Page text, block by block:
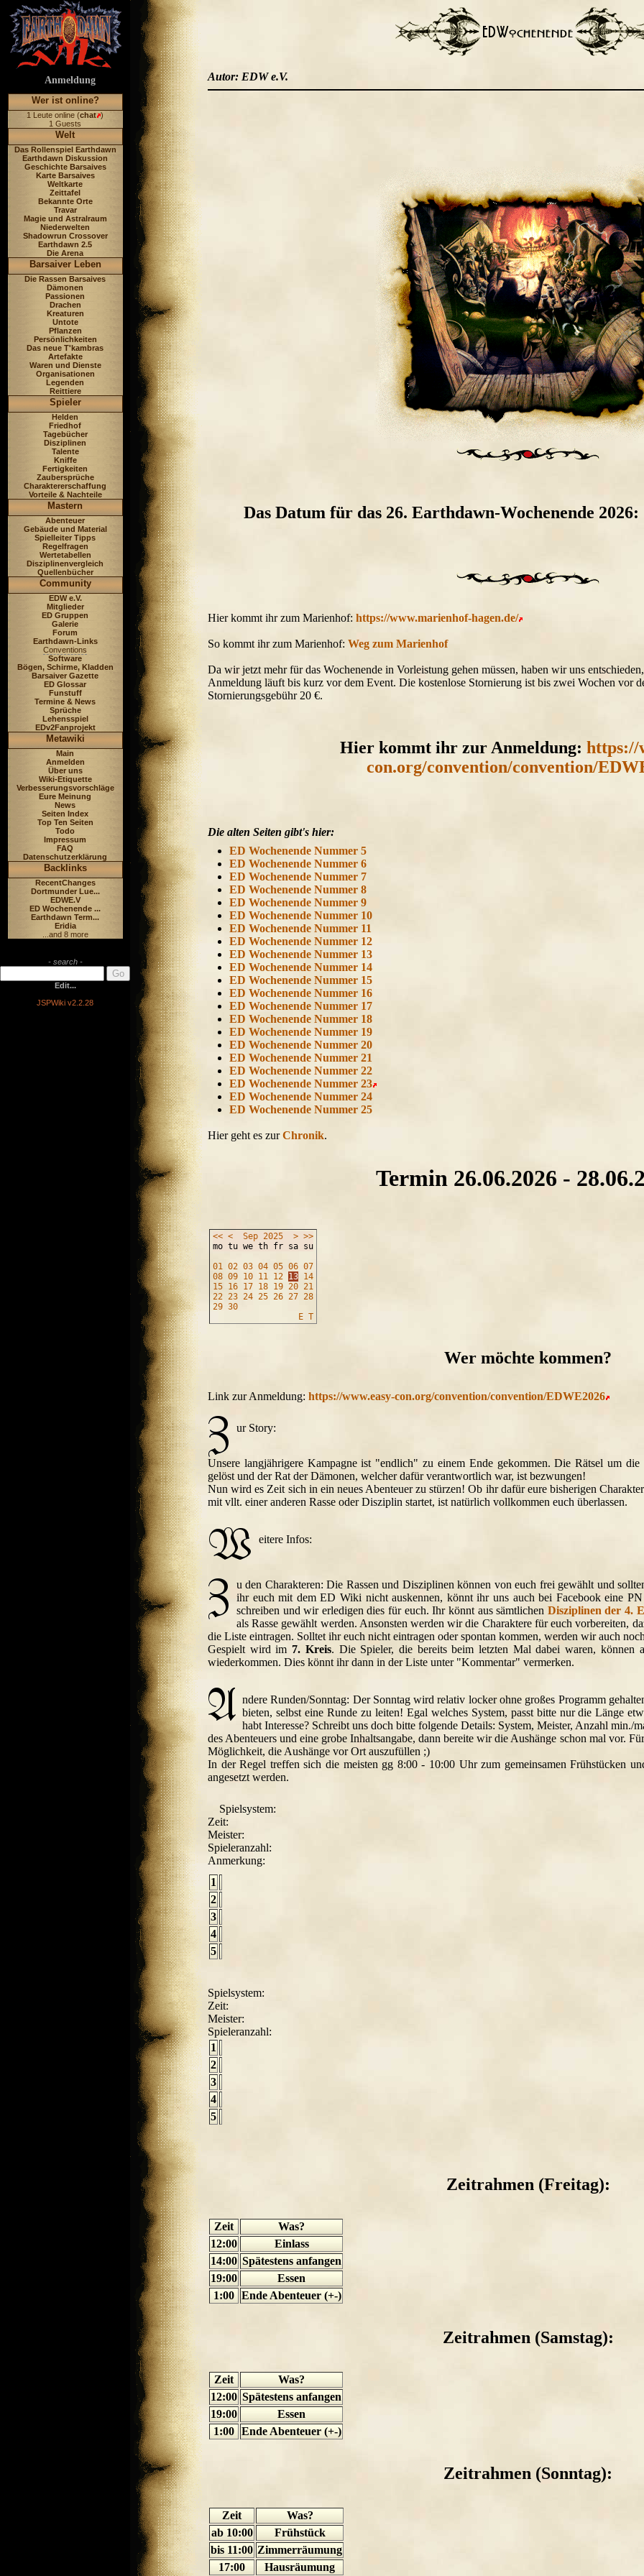
Anmeldung
Wer ist online?
1 Leute online (chat )
1 Guests
Welt
Das Rollenspiel Earthdawn
Earthdawn Diskussion
Geschichte Barsaives
Karte Barsaives
Weltkarte
Zeittafel
Bekannte Orte
Travar
Magie und Astralraum
Niederwelten
Shadowrun Crossover
Earthdawn 2.5
Die Arena
Barsaiver Leben
Die Rassen Barsaives
Dämonen
Passionen
Drachen
Kreaturen
Untote
Pflanzen
Persönlichkeiten
Das neue T'kambras
Artefakte
Waren und Dienste
Organisationen
Legenden
Reittiere
Spieler
Helden
Friedhof
Tagebücher
Disziplinen
Talente
Kniffe
Fertigkeiten
Zaubersprüche
Charaktererschaffung
Vorteile & Nachteile
Mastern
Abenteuer
Gebäude und Material
Spielleiter Tipps
Regelfragen
Wertetabellen
Disziplinenvergleich
Quellenbücher
Community
EDW e.V.
Mitglieder
ED Gruppen
Galerie
Forum
Earthdawn-Links
Conventions
Software
Bögen, Schirme, Kladden
Barsaiver Gazette
ED Glossar
Funstuff
Termine & News
Sprüche
Lehensspiel
EDv2Fanprojekt
Metawiki
Main
Anmelden
Über uns
Wiki-Etiquette
Verbesserungsvorschläge
Eure Meinung
News
Seiten Index
Top Ten Seiten
Todo
Impressum
FAQ
Datenschutzerklärung
Backlinks
RecentChanges
Dortmunder Lue...
EDWE.V
ED Wochenende ...
Earthdawn Term...
Eridia
...and 8 more
- search -
Edit...
JSPWiki v2.2.28
Autor: EDW e.V.
Das Datum für das 26. Earthdawn-Wochenende 2026:
Hier kommt ihr zum Marienhof: https://www.marienhof-hagen.de/
So kommt ihr zum Marienhof: Weg zum Marienhof
Da wir jetzt mehr für das Wochenende in Vorleistung gehen müssen, haben wir uns
Anmeldung läuft bis kurz vor dem Event. Die kostenlose Stornierung ist bis zwei Wochen vor
Stornierungsgebühr 20 €.
Hier kommt ihr zur Anmeldung: https://
con.org/convention/convention/
Die alten Seiten gibt's hier:
ED Wochenende Nummer 5
ED Wochenende Nummer 6
ED Wochenende Nummer 7
ED Wochenende Nummer 8
ED Wochenende Nummer 9
ED Wochenende Nummer 10
ED Wochenende Nummer 11
ED Wochenende Nummer 12
ED Wochenende Nummer 13
ED Wochenende Nummer 14
ED Wochenende Nummer 15
ED Wochenende Nummer 16
ED Wochenende Nummer 17
ED Wochenende Nummer 18
ED Wochenende Nummer 19
ED Wochenende Nummer 20
ED Wochenende Nummer 21
ED Wochenende Nummer 22
ED Wochenende Nummer 23
ED Wochenende Nummer 24
ED Wochenende Nummer 25
Hier geht es zurChronik.
Termin 26.06.2026 -
<< < Sep 2025 > >>
mo tu we th fr sa su
01
02 03 04 05 06 07
08 09 10 11 12 13 14
15 16 17 18 19 20 21
22 23 24 25 26 27 28
29 30
E T
Wer möchte kommen?
Link zur Anmeldung: https://www.easy-con.org/convention/convention/EDWE2026
ur Story:
Unsere langjährigere Kampagne ist "endlich" zu einem Ende gekommen. Die Rätsel um
gelöst und der Rat der Dämonen, welcher dafür verantwortlich war, ist bezwungen!
Nun wird es Zeit sich in ein neues Abenteuer zu stürzen! Ob ihr dafür eure bisherigen
mit vllt. einer anderen Rasse oder Disziplin startet, ist natürlich vollkommen euch überlassen.
eitere Infos:
u den Charakteren: Die Rassen und Disziplinen können von euch frei gewählt und
ihr euch mit dem ED Wiki nicht auskennen, könnt ihr uns auch bei Facebook eine
schreiben und wir erledigen dies für euch. Ihr könnt aus sämtlichen Disziplinen der 4.
als Rasse gewählt werden. Ansonsten werden wir die Charaktere für euch vorbereiten,
die Liste eintragen. Solltet ihr euch nicht eintragen oder spontan kommen, werden wir auch
Gespielt wird im 7. Kreis. Die Spieler, die bereits beim letzten Mal dabei waren, können
wiederkommen. Dies könnt ihr dann in der Liste unter "Kommentar" vermerken.
ndere Runden/Sonntag: Der Sonntag wird relativ locker ohne großes Programm
bieten, selbst eine Runde zu leiten! Egal welches System, passt bitte nur die Länge
habt Interesse? Schreibt uns doch bitte folgende Details: System, Meister, Anzahl min./
des Abenteuers und eine grobe Inhaltsangabe, dann bereite wir die Aushänge schon mal vor.
Möglichkeit, die Aushänge vor Ort auszufüllen ;)
In der Regel treffen sich die meisten gg 8:00 - 10:00 Uhr zum gemeinsamen Frühstücken
angesetzt werden.
Spielsystem:
Zeit:
Meister:
Spieleranzahl:
Anmerkung:
1
2
3
4
5
Spielsystem:
Zeit:
Meister:
Spieleranzahl:
1
2
3
4
5
Zeitrahmen (Freitag):
Zeit
Was?
12:00
Einlass
14:00 Spätestens anfangen
19:00
Essen
1:00 Ende Abenteuer (+-)
Zeitrahmen (Samstag):
Zeit
Was?
12:00 Spätestens anfangen
19:00
Essen
1:00 Ende Abenteuer (+-)
Zeitrahmen (Sonntag):
Zeit
Was?
ab 10:00
Frühstück
bis 11:00 Zimmerräumung
17:00
Hausräumung